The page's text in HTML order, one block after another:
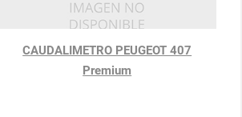
CAUDALIMETRO PEUGEOT 407
Premium